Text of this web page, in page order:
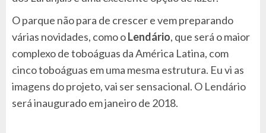
O parque não para de crescer e vem preparando
várias novidades, como oLendário, que será o maior
complexo de toboáguas da América Latina, com
cinco toboáguas em uma mesma estrutura. Eu vi as
imagens do projeto, vai ser sensacional. O Lendário
será inaugurado em janeiro de 2018.